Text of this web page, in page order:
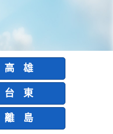
高 雄
台 東
離 島